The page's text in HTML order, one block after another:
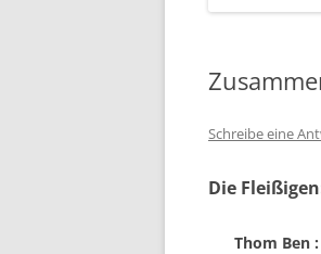
Schreibe eine
Die
Thom Ben :